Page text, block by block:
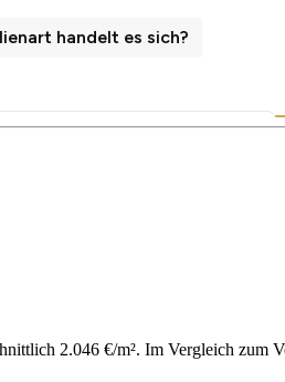
2.046 €/m². Im Vergleich